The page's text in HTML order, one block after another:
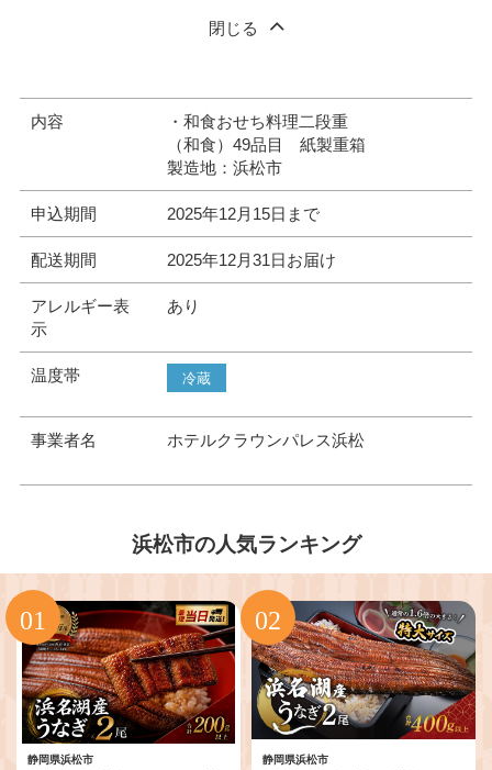
閉じる
内容
・和食おせち料理二段重
（和食）49品目 紙製重箱
製造地：浜松市
申込期間 2025年12月15日まで
配送期間 2025年12月31日お届け
アレルギー表
示
あり
温度帯 冷蔵
事業者名 ホテルクラウンパレス浜松
浜松市の人気ランキング
静岡県浜松市 静岡県浜松市